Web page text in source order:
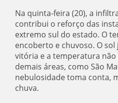
Na quinta-feira (20), a
contribui o reforço das
extremo sul do estado. O
encoberto e chuvoso. O sol
vitória e a temperatura não
demais áreas, como São
nebulosidade toma conta,
chuva.